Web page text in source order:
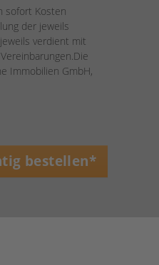
sofort Kosten
der jeweils
verdient mit
Immobilien GmbH,
bestellen*